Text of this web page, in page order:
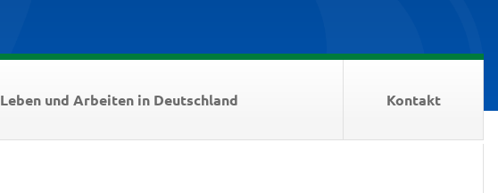
Leben und Arbeiten in Deutschland Kontakt